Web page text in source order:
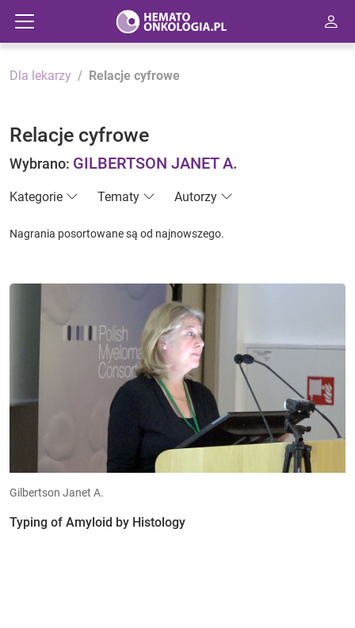
Dla lekarzy Relacje cyfrowe
Relacje cyfrowe
Wybrano: GILBERTSON JANET A.
Kategorie Tematy Autorzy
Nagrania posortowane są od najnowszego.
Gilbertson Janet A.
Typing of Amyloid by Histology